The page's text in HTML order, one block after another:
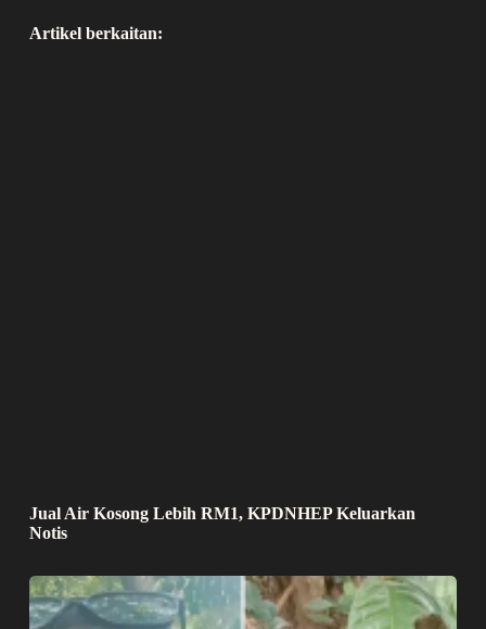
Artikel berkaitan:
Jual Air Kosong Lebih RM1, KPDNHEP Keluarkan
Notis